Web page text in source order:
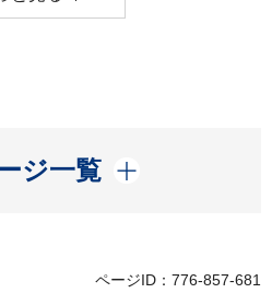
ジ一覧
開く
ページID：776-857-681